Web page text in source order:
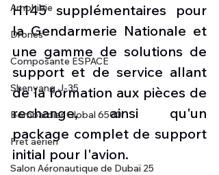
Amphibie
Drones
Composante ESPACE
Shenyang J-35
Bombardier Global 6500
Fret aérien
Salon Aéronautique de Dubaï 25
H145 supplémentaires pour
la Gendarmerie Nationale et
une gamme de solutions de
support et de service allant
de la formation aux pièces de
rechange, ainsi qu'un
package complet de support
initial pour l'avion.